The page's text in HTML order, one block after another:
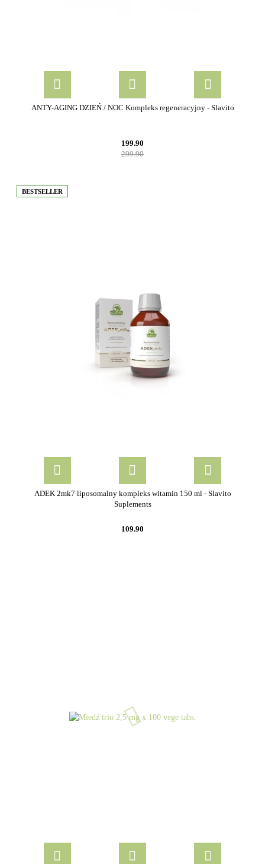
ANTY-AGING DZIEŃ / NOC Kompleks regeneracyjny - Slavito
199.90
299.90
BESTSELLER
ADEK 2mk7 liposomalny kompleks witamin 150 ml - Slavito
Suplements
109.90